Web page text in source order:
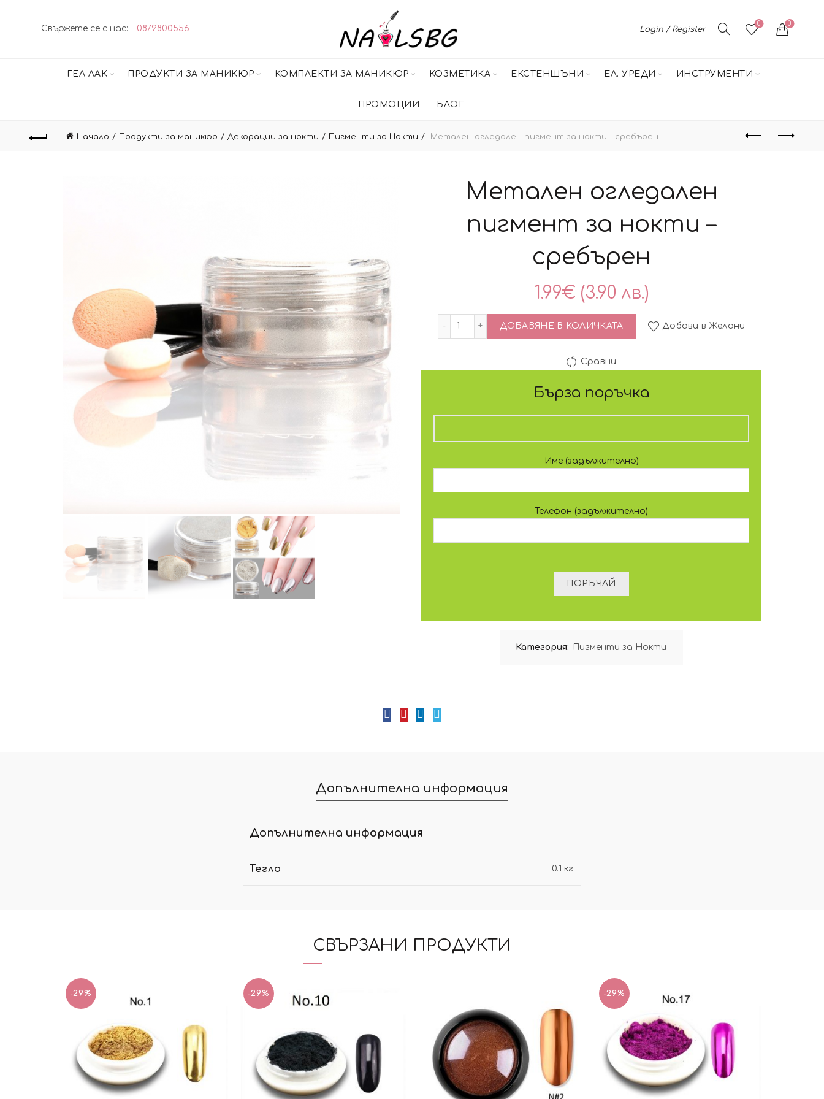
Свържете се с нас: 0879800556 Login / Register
0 0
ГЕЛ ЛАК ПРОДУКТИ ЗА МАНИКЮР КОМПЛЕКТИ ЗА МАНИКЮР КОЗМЕТИКА ЕКСТЕНШЪНИ ЕЛ. УРЕДИ ИНСТРУМЕНТИ
ПРОМОЦИИ БЛОГ
Начало Продукти за маникюр Декорации за нокти Пигменти за Нокти Метален огледален пигмент за нокти – сребърен
Метален огледален
пигмент за нокти –
сребърен
1.99€ (3.90 лв.)
количество за Метален огледален пигмент за нокти - сребърен
ДОБАВЯНЕ В КОЛИЧКАТА Добави в Желани
Сравни
Бърза поръчка
Име (задължително)
Телефон (задължително)
Категория: Пигменти за Нокти
Допълнителна информация
Допълнителна информация
Тегло 0.1 кг
СВЪРЗАНИ ПРОДУКТИ
-29% -29% -29%